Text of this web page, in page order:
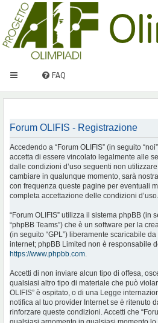
FAQ
Forum OLIFIS - Registrazione
Accedendo a “Forum OLIFIS” (in seguito
accetta di essere vincolato legalmente alle
dalle condizioni d’uso seguenti non
cambiare in qualunque momento, sarà
con frequenza queste pagine per eventuali
completa accettazione delle condizioni d’uso.
“Forum OLIFIS” utilizza il sistema phpBB (in
“phpBB Teams”) che è un software per la
(in seguito “GPL”) liberamente scaricabile da
internet; phpBB Limited non è responsabile
https://www.phpbb.com.
Accetti di non inviare alcun tipo di offesa,
qualsiasi altro tipo di materiale che può
OLIFIS” è ospitato, o di una Legge
notifica al tuo provider Internet se è ritenuto
rinforzare queste condizioni. Accetti che